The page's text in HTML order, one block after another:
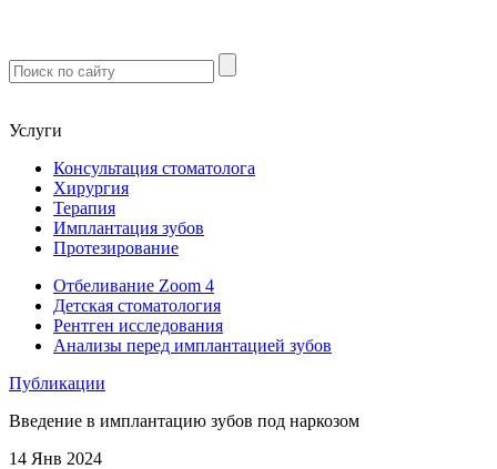
Услуги
Консультация стоматолога
Хирургия
Терапия
Имплантация зубов
Протезирование
Отбеливание Zoom 4
Детская стоматология
Рентген исследования
Анализы перед имплантацией зубов
Публикации
Введение в имплантацию зубов под наркозом
14 Янв 2024